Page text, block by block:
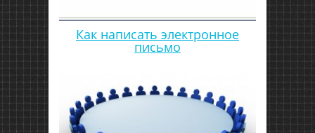
Как написать электронное
письмо